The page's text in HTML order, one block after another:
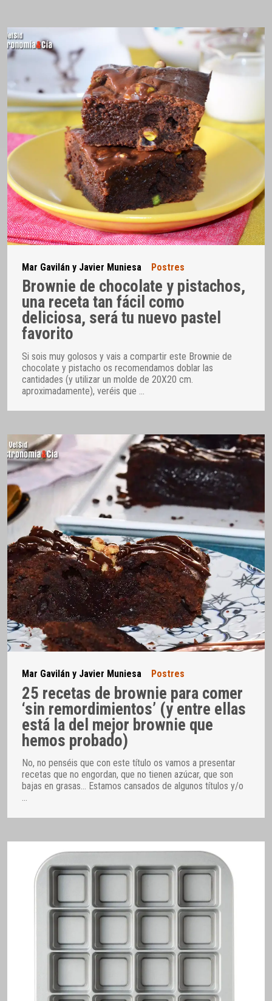
Mar Gavilán y Javier Muniesa Postres
Brownie de chocolate y pistachos,
una receta tan fácil como
deliciosa, será tu nuevo pastel
favorito
Si sois muy golosos y vais a compartir este Brownie de
chocolate y pistacho os recomendamos doblar las
cantidades (y utilizar un molde de 20X20 cm.
aproximadamente), veréis que
Mar Gavilán y Javier Muniesa Postres
25 recetas de brownie para comer
‘sin remordimientos’ (y entre ellas
está la del mejor brownie que
hemos probado)
No, no penséis que con este título os vamos a presentar
recetas que no engordan, que no tienen azúcar, que son
bajas en grasas… Estamos cansados de algunos títulos y/o
…